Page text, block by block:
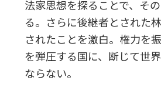
法家思想を探ることで、そ
る。さらに後継者とされた
されたことを激白。権力を
を弾圧する国に、断じて世
ならない。